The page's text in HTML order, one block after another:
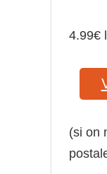
4.99€
(si on